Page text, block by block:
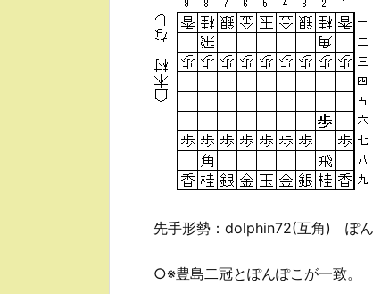
先手形勢：dolphin72(互角) ぽ
○※豊島二冠とぽんぽこが一致。